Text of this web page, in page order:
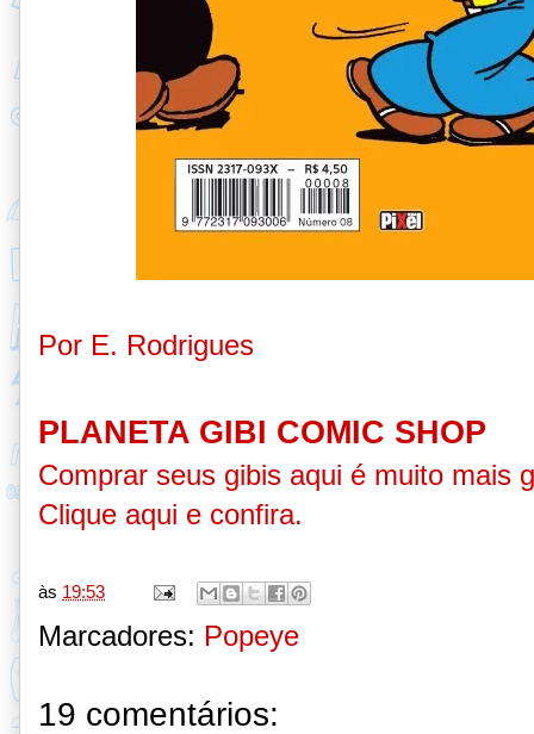
Por E. Rodrigues
PLANETA GIBI COMIC SHOP
Comprar seus gibis aqui é muito mais
Clique aqui e confira.
às 19:53
Marcadores: Popeye
19 comentários: